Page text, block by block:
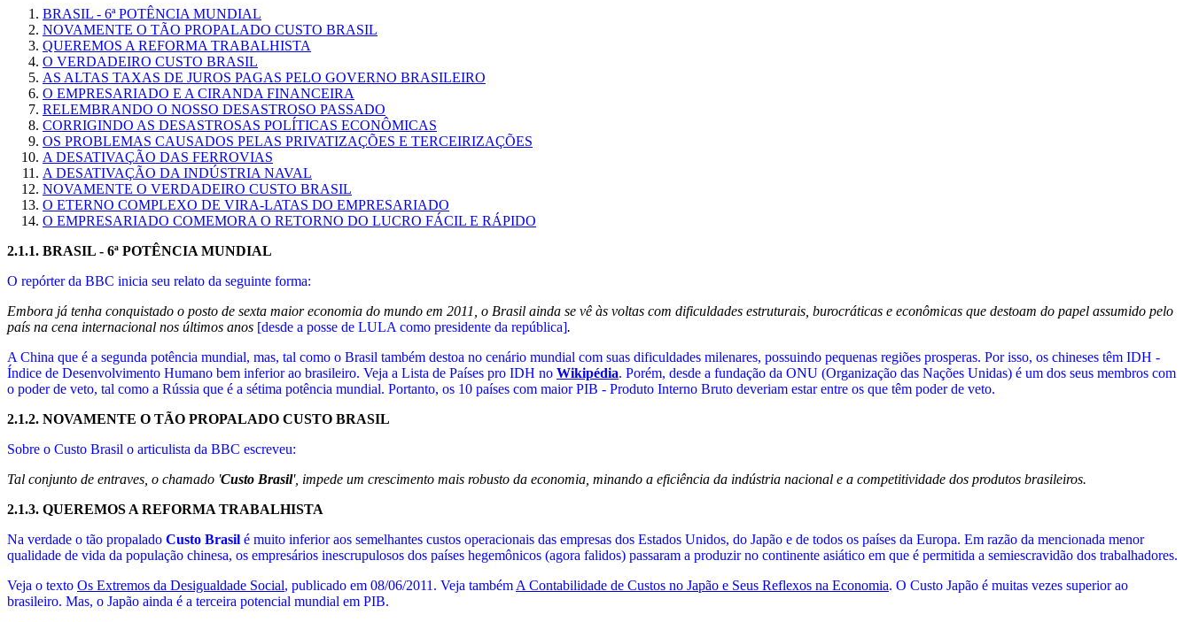
BRASIL - 6ª POTÊNCIA MUNDIAL
NOVAMENTE O TÃO PROPALADO CUSTO BRASIL
QUEREMOS A REFORMA TRABALHISTA
O VERDADEIRO CUSTO BRASIL
AS ALTAS TAXAS DE JUROS PAGAS PELO GOVERNO BRASILEIRO
O EMPRESARIADO E A CIRANDA FINANCEIRA
RELEMBRANDO O NOSSO DESASTROSO PASSADO
CORRIGINDO AS DESASTROSAS POLÍTICAS ECONÔMICAS
OS PROBLEMAS CAUSADOS PELAS PRIVATIZAÇÕES E TERCEIRIZAÇÕES
A DESATIVAÇÃO DAS FERROVIAS
A DESATIVAÇÃO DA INDÚSTRIA NAVAL
NOVAMENTE O VERDADEIRO CUSTO BRASIL
O ETERNO COMPLEXO DE VIRA-LATAS DO EMPRESARIADO
O EMPRESARIADO COMEMORA O RETORNO DO LUCRO FÁCIL E RÁPIDO
2.1.1. BRASIL - 6ª POTÊNCIA MUNDIAL
O repórter da BBC inicia seu relato da seguinte forma:
Embora já tenha conquistado o posto de sexta maior economia do mundo em 2011, o Brasil ainda se vê às voltas com dificuldades estruturais, burocráticas e econômicas que destoam do papel assumido pelo
país na cena internacional nos últimos anos [desde a posse de LULA como presidente da república].
A China que é a segunda potência mundial, mas, tal como o Brasil também destoa no cenário mundial com suas dificuldades milenares, possuindo pequenas regiões prosperas. Por isso, os chineses têm IDH -
Índice de Desenvolvimento Humano bem inferior ao brasileiro. Veja a Lista de Países pro IDH no Wikipédia. Porém, desde a fundação da ONU (Organização das Nações Unidas) é um dos seus membros com
o poder de veto, tal como a Rússia que é a sétima potência mundial. Portanto, os 10 países com maior PIB - Produto Interno Bruto deveriam estar entre os que têm poder de veto.
2.1.2. NOVAMENTE O TÃO PROPALADO CUSTO BRASIL
Sobre o Custo Brasil o articulista da BBC escreveu:
Tal conjunto de entraves, o chamado 'Custo Brasil', impede um crescimento mais robusto da economia, minando a eficiência da indústria nacional e a competitividade dos produtos brasileiros.
2.1.3. QUEREMOS A REFORMA TRABALHISTA
Na verdade o tão propalado Custo Brasil é muito inferior aos semelhantes custos operacionais das empresas dos Estados Unidos, do Japão e de todos os países da Europa. Em razão da mencionada menor
qualidade de vida da população chinesa, os empresários inescrupulosos dos países hegemônicos (agora falidos) passaram a produzir no continente asiático em que é permitida a semiescravidão dos trabalhadores.
Veja o texto Os Extremos da Desigualdade Social, publicado em 08/06/2011. Veja também A Contabilidade de Custos no Japão e Seus Reflexos na Economia. O Custo Japão é muitas vezes superior ao
brasileiro. Mas, o Japão ainda é a terceira potencial mundial em PIB.